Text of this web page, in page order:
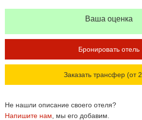
Ваша оценка
Бронировать отель
Заказать трансфер (от
Не нашли описание своего отеля?
Напишите нам , мы его добавим.